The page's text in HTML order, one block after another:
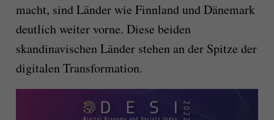
macht, sind Länder wie Finnland und Dänemark
deutlich weiter vorne. Diese beiden
skandinavischen Länder stehen an der Spitze der
digitalen Transformation.